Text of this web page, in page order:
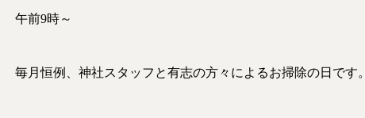
午前9時～
毎月恒例、神社スタッフと有志の方々によるお掃除の日です。